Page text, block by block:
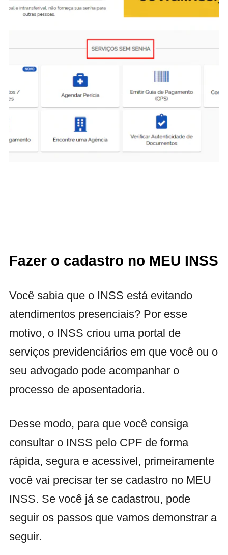
Fazer o cadastro no MEU INSS
Você sabia que o INSS está evitando
atendimentos presenciais? Por esse
motivo, o INSS criou uma portal de
serviços previdenciários em que você ou o
seu advogado pode acompanhar o
processo de aposentadoria.
Desse modo, para que você consiga
consultar o INSS pelo CPF de forma
rápida, segura e acessível, primeiramente
você vai precisar ter se cadastro no MEU
INSS. Se você já se cadastrou, pode
seguir os passos que vamos demonstrar a
seguir.